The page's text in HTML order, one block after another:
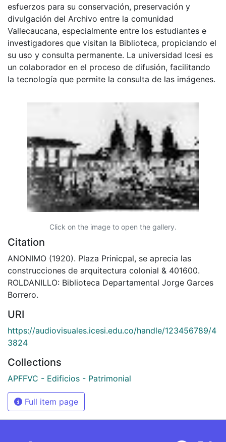
esfuerzos para su conservación, preservación y
divulgación del Archivo entre la comunidad
Vallecaucana, especialmente entre los estudiantes e
investigadores que visitan la Biblioteca, propiciando el
su uso y consulta permanente. La universidad Icesi es
un colaborador en el proceso de difusión, facilitando
la tecnología que permite la consulta de las imágenes.
Click on the image to open the gallery.
Citation
ANONIMO (1920). Plaza Prinicpal, se aprecia las
construcciones de arquitectura colonial & 401600.
ROLDANILLO: Biblioteca Departamental Jorge Garces
Borrero.
URI
https://audiovisuales.icesi.edu.co/handle/123456789/4
3824
Collections
APFFVC - Edificios - Patrimonial
Full item page